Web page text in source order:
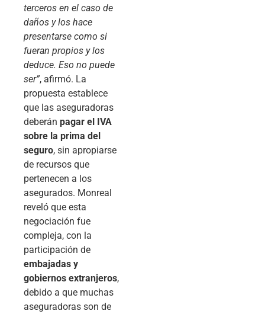
terceros en el caso de
daños y los hace
presentarse como si
fueran propios y los
deduce. Eso no puede
ser”, afirmó. La
propuesta establece
que las aseguradoras
deberán pagar el IVA
sobre la prima del
seguro, sin apropiarse
de recursos que
pertenecen a los
asegurados. Monreal
reveló que esta
negociación fue
compleja, con la
participación de
embajadas y
gobiernos extranjeros,
debido a que muchas
aseguradoras son de